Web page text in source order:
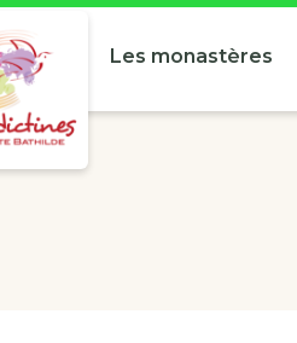
Les monastères